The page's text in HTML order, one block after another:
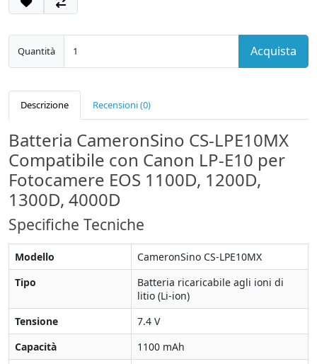
Quantità Acquista
Descrizione Recensioni (0)
Batteria CameronSino CS‑LPE10MX
Compatibile con Canon LP-E10 per
Fotocamere EOS 1100D, 1200D,
1300D, 4000D
Specifiche Tecniche
Modello
CameronSino CS‑LPE10MX
Tipo
Batteria ricaricabile agli ioni di
litio (Li‑ion)
Tensione
7.4 V
Capacità
1100 mAh